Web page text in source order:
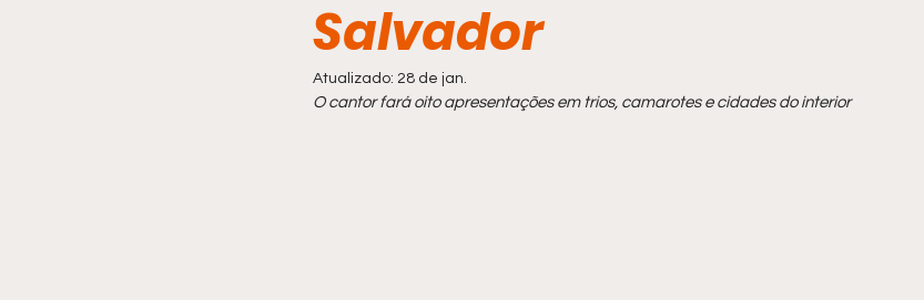
Comportamento
Salvador
Atualizado: 28 de jan.
O cantor fará oito apresentações em trios, camarotes e cidades do interior